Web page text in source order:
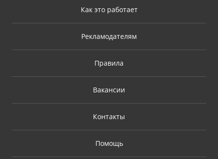
Как это работает
Рекламодателям
Правила
Вакансии
Контакты
Помощь